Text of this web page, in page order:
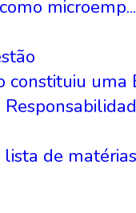
uma
de